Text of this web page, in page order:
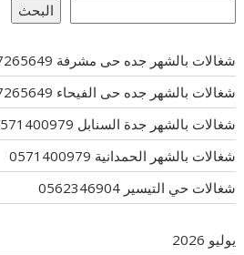
البحث
شغالات بالشهر جده حى مشرفة 0577265649
شغالات بالشهر جده حى الفيحاء 0577265649
شغالات بالشهر جدة السنابل 0571400979
شغالات بالشهر الحمدانية 0571400979
شغالات حي التيسير 0562346904
يوليو 2026